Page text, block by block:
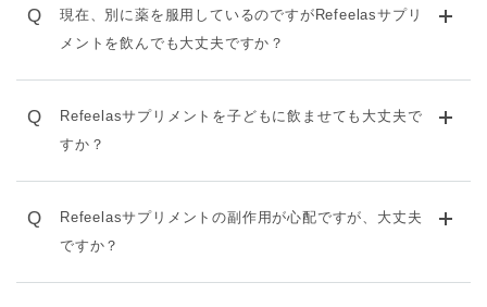
Q
現在、別に薬を服用しているのですがRefeelasサプリ
メントを飲んでも大丈夫ですか？
Q
Refeelasサプリメントを子どもに飲ませても大丈夫で
すか？
Q
Refeelasサプリメントの副作用が心配ですが、大丈夫
ですか？